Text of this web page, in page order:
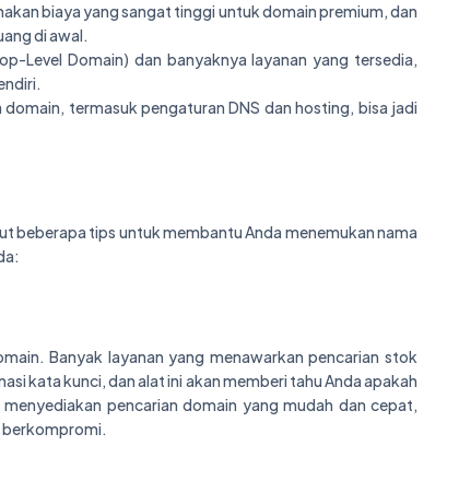
biaya yang sangat tinggi untuk domain premium, dan
di awal.
Level Domain) dan banyaknya layanan yang tersedia,
termasuk pengaturan DNS dan hosting, bisa jadi
beberapa tips untuk membantu Anda menemukan nama
Banyak layanan yang menawarkan pencarian stok
kata kunci, dan alat ini akan memberi tahu Anda apakah
pencarian domain yang mudah dan cepat,
berkompromi.